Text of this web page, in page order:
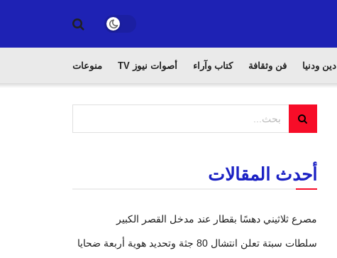
دين ودنيا فن وثقافة كتاب وآراء أصوات نيوز TV منوعات
أحدث المقالات
مصرع ثلاثيني دهسًا بقطار عند مدخل القصر الكبير
سلطات سبتة تعلن انتشال 80 جثة وتحديد هوية أربعة ضحايا